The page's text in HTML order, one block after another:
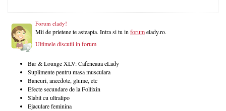
Forum elady!
Mii de prietene te asteapta. Intra si tu inforumelady.ro.
Ultimele discutii in forum
Bar & Lounge XLV: Cafeneaua eLady
Suplimente pentru masa musculara
Bancuri, anecdote, glume, etc
Efecte secundare de la Follixin
Slabit cu ultralipo
Ejaculare feminina